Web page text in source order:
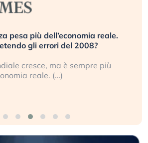
pesa più dell’economia reale.
gli errori del 2008?
cresce, ma è sempre più
reale. (…)